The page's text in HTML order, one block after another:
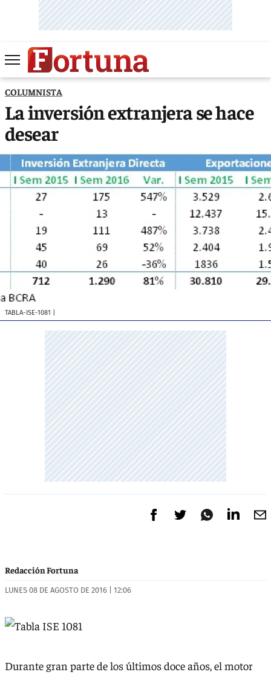
COLUMNISTA
La inversión extranjera se hace
desear
TABLA-ISE-1081
Redacción Fortuna
LUNES 08 DE AGOSTO DE 2016 | 12:06
Durante gran parte de los últimos doce años, el motor